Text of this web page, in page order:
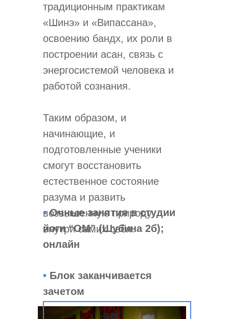
традиционным практикам
«Шинэ» и «Випассана»,
освоению бандх, их роли в
построении асан, связь с
энергосистемой человека и
работой сознания.
Таким образом, и
начинающие, и
подготовленные ученики
смогут восстановить
естественное состояние
разума и развить
возвышенную природу
внутри самих себя.
•Очные занятия в студии
йоги “ОМ” (Шубина 2б);
онлайн
• Блок заканчивается
зачетом